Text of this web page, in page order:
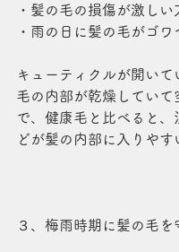
・髪の毛の損傷が激しい
・雨の日に髪の毛がゴワ
キューティクルが開いて
毛の内部が乾燥していて
で、健康毛と比べると、
どが髪の内部に入りやす
３、梅雨時期に髪の毛を